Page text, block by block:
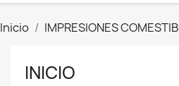
Inicio IMPRESIONES
INICIO